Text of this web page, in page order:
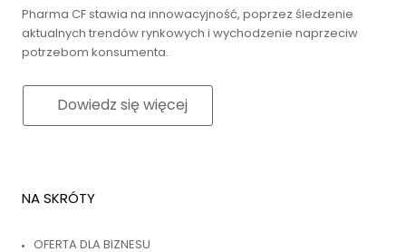
Pharma CF stawia na innowacyjność, poprzez śledzenie
aktualnych trendów rynkowych i wychodzenie naprzeciw
potrzebom konsumenta.
Dowiedz się więcej
NA SKRÓTY
OFERTA DLA BIZNESU